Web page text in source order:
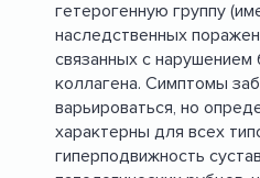
гетерогенную группу
наследственных
связанных с нарушением
коллагена. Симптомы
варьироваться, но
характерны для всех
гиперподвижность